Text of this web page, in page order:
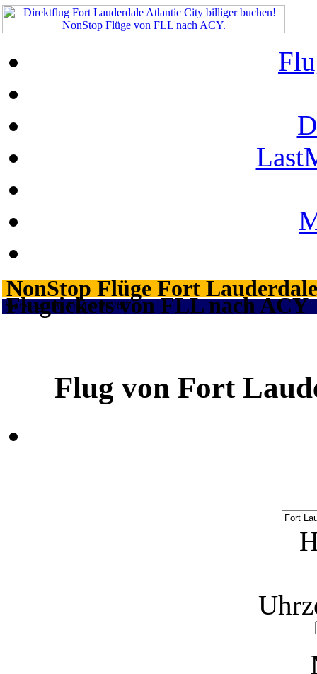
NonStop Flüge Fort
Flugtickets von FLL nach ACY
Samstag, 08. August 2026 ¦
Flug von Fort